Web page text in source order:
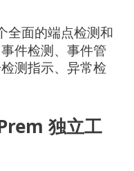
全面的端点检测和
件检测、事件管
测指示、异常检
独立工